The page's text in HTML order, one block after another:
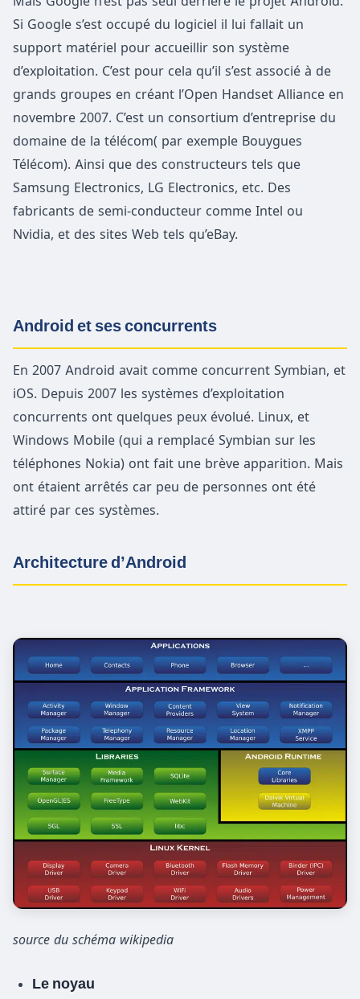
Si Google s’est occupé du logiciel il lui fallait un
support matériel pour accueillir son système
d’exploitation. C’est pour cela qu’il s’est associé à de
grands groupes en créant l’Open Handset Alliance en
novembre 2007. C’est un consortium d’entreprise du
domaine de la télécom( par exemple Bouygues
Télécom). Ainsi que des constructeurs tels que
Samsung Electronics, LG Electronics, etc. Des
fabricants de semi-conducteur comme Intel ou
Nvidia, et des sites Web tels qu’eBay.
Android et ses concurrents
En 2007 Android avait comme concurrent Symbian, et
iOS. Depuis 2007 les systèmes d’exploitation
concurrents ont quelques peux évolué. Linux, et
Windows Mobile (qui a remplacé Symbian sur les
téléphones Nokia) ont fait une brève apparition. Mais
ont étaient arrêtés car peu de personnes ont été
attiré par ces systèmes.
Architecture d’Android
source du schéma wikipedia
Le noyau